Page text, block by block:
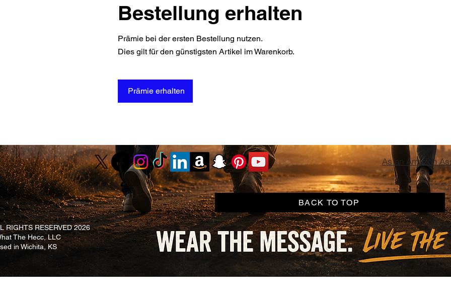
Bestellung erhalten
Prämie bei der ersten Bestellung nutzen.
Prämie erhalten
Dies gilt für den günstigsten Artikel im Warenkorb.
As an Amazon
RIGHTS RESERVED 2026
The Hecc, LLC
in Wichita, KS
BACK TO TOP